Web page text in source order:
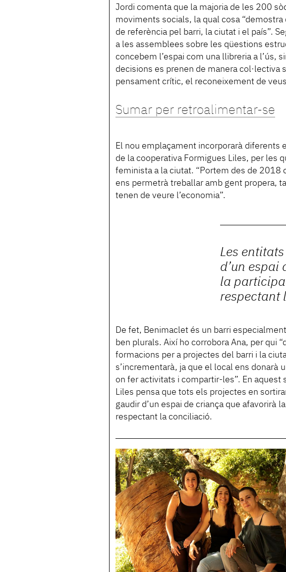
Jordi comenta que la majoria de les 200
moviments socials, la qual cosa
de referència pel barri, la ciutat i el país”.
a les assemblees sobre les qüestions
concebem l’espai com una llibreria a l’ús,
decisions es prenen de manera col·lectiva
pensament crític, el reconeixement de
Sumar per retroalimentar-se
El nou emplaçament incorporarà diferents
de la cooperativa Formigues Liles, per les
feminista a la ciutat. “Portem des de 2018
ens permetrà treballar amb gent propera,
tenen de veure l’economia”.
Les
d’un espai
la
respectant
De fet, Benimaclet és un barri
ben plurals. Així ho corrobora Ana, per qui
formacions per a projectes del barri i la
s’incrementarà, ja que el local ens donarà
on fer activitats i compartir-les”. En
Liles pensa que tots els projectes en
gaudir d’un espai de criança que afavorirà
respectant la conciliació.